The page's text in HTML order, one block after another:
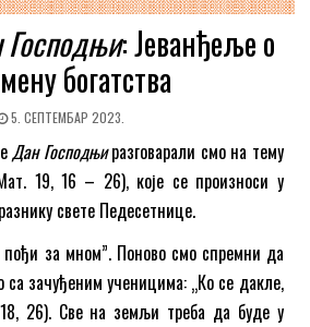
: Jeванђеље о
богатства
5. СЕПТЕМБАР 2023.
Дан Господњиразговарали смо на тему
19, 16 – 26), које се произноси у
свете Педесетнице.
пођи за мном”. Поново смо спремни да
са зачуђеним ученицима: „Ко се дакле,
26). Све на земљи треба да буде у